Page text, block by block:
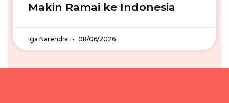
Makin Ramai ke Indonesia
Iga Narendra 08/06/2026